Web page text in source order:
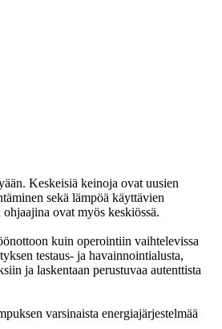
Keskeisiä keinoja ovat uusien
sekä lämpöä käyttävien
ovat myös keskiössä.
kuin operointiin vaihtelevissa
testaus- ja havainnointialusta,
ja laskentaan perustuvaa autenttista
varsinaista energiajärjestelmää